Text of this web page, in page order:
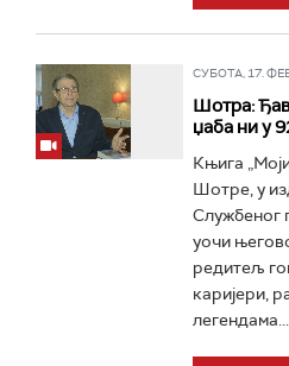
СУБОТА, 17.
Шотра:
џаба ни у
Књига
Шотре, у
Службеног
уочи
редитељ
каријери,
легендама...